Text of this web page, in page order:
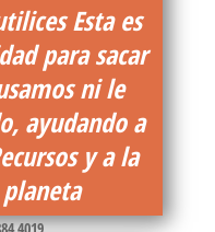
Esta es
para sacar
ni le
ayudando a
y a la